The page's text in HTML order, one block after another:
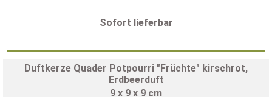
Sofort lieferbar
Duftkerze Quader Potpourri "Früchte" kirschrot,
Erdbeerduft
9 x 9 x 9 cm